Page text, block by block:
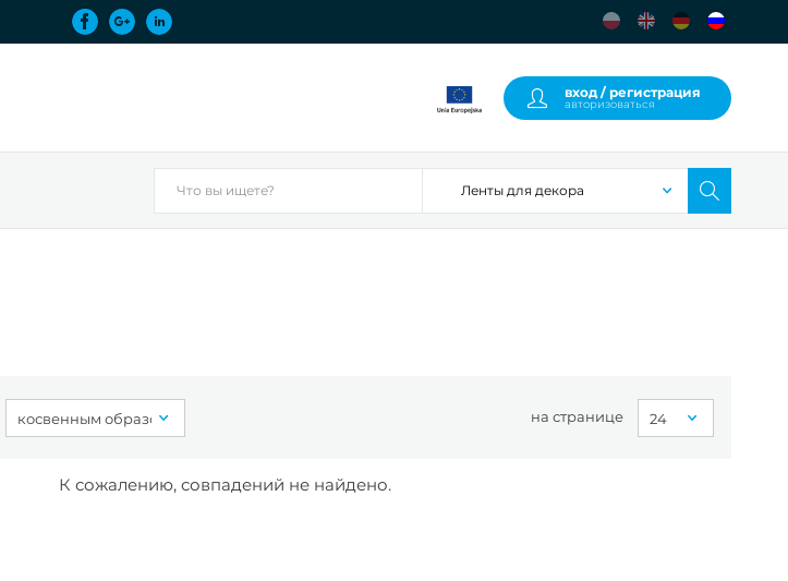
вход / регистрация
авторизоваться
на странице
К сожалению, совпадений не найдено.